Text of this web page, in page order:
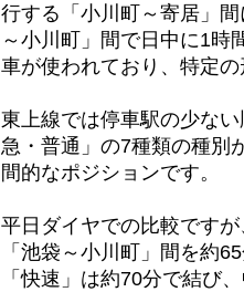
行する「小川町～寄居」
～小川町」間で日中に1時
車が使われており、特定
東上線では停車駅の少な
急・普通」の7種類の種別
間的なポジションです。
平日ダイヤでの比較です
「池袋～小川町」間を約
「快速」は約70分で結び